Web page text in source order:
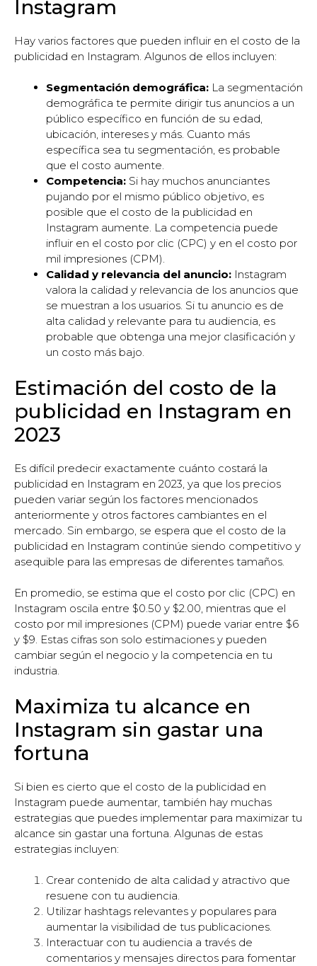
Instagram
Hay varios factores que pueden influir en el costo de la
publicidad en Instagram. Algunos de ellos incluyen:
Segmentación demográfica: La segmentación
demográfica te permite dirigir tus anuncios a un
público específico en función de su edad,
ubicación, intereses y más. Cuanto más
específica sea tu segmentación, es probable
que el costo aumente.
Competencia: Si hay muchos anunciantes
pujando por el mismo público objetivo, es
posible que el costo de la publicidad en
Instagram aumente. La competencia puede
influir en el costo por clic (CPC) y en el costo por
mil impresiones (CPM).
Calidad y relevancia del anuncio: Instagram
valora la calidad y relevancia de los anuncios que
se muestran a los usuarios. Si tu anuncio es de
alta calidad y relevante para tu audiencia, es
probable que obtenga una mejor clasificación y
un costo más bajo.
Estimación del costo de la
publicidad en Instagram en
2023
Es difícil predecir exactamente cuánto costará la
publicidad en Instagram en 2023, ya que los precios
pueden variar según los factores mencionados
anteriormente y otros factores cambiantes en el
mercado. Sin embargo, se espera que el costo de la
publicidad en Instagram continúe siendo competitivo y
asequible para las empresas de diferentes tamaños.
En promedio, se estima que el costo por clic (CPC) en
Instagram oscila entre $0.50 y $2.00, mientras que el
costo por mil impresiones (CPM) puede variar entre $6
y $9. Estas cifras son solo estimaciones y pueden
cambiar según el negocio y la competencia en tu
industria.
Maximiza tu alcance en
Instagram sin gastar una
fortuna
Si bien es cierto que el costo de la publicidad en
Instagram puede aumentar, también hay muchas
estrategias que puedes implementar para maximizar tu
alcance sin gastar una fortuna. Algunas de estas
estrategias incluyen:
Crear contenido de alta calidad y atractivo que
resuene con tu audiencia.
Utilizar hashtags relevantes y populares para
aumentar la visibilidad de tus publicaciones.
Interactuar con tu audiencia a través de
comentarios y mensajes directos para fomentar